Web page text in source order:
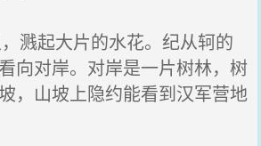
溅起大片的水花。纪从轲的
向对岸。对岸是一片树林，树
，山坡上隐约能看到汉军营地